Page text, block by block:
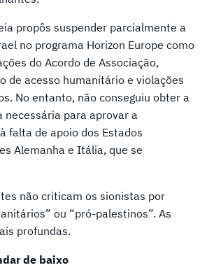
propôs suspender parcialmente a
no programa Horizon Europe como
do Acordo de Associação,
de acesso humanitário e violações
No entanto, não conseguiu obter a
necessária para aprovar a
falta de apoio dos Estados
Alemanha e Itália, que se
não criticam os sionistas por
ou “pró-palestinos”. As
profundas.
de baixo